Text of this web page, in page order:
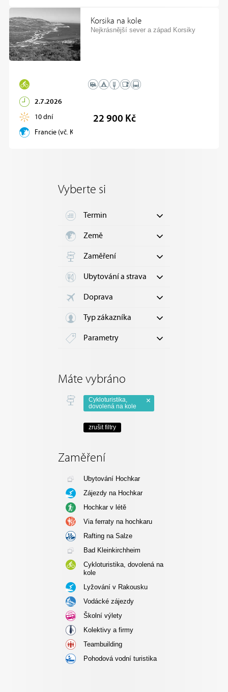
Korsika na kole
Nejkrásnější sever a západ Korsiky
2.7.2026
10 dní
Francie (vč. Korsiky)
22 900 Kč
Vyberte si
Termin
Země
Zaměření
Ubytování a strava
Doprava
Typ zákazníka
Parametry
Máte vybráno
Cykloturistika,
dovolená na kole
zrušit filtry
Zaměření
Ubytování Hochkar
Zájezdy na Hochkar
Hochkar v létě
Via ferraty na hochkaru
Rafting na Salze
Bad Kleinkirchheim
Cykloturistika, dovolená na
kole
Lyžování v Rakousku
Vodácké zájezdy
Školní výlety
Kolektivy a firmy
Teambuilding
Pohodová vodní turistika